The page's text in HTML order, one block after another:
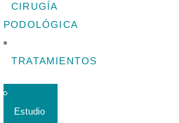
CIRUGÍA
PODOLÓGICA
TRATAMIENTOS
Estudio